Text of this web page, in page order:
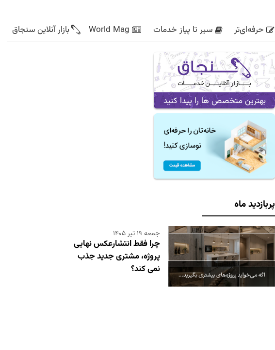
حرفه‌ای‌تر سیر تا پیاز خدمات World Mag بازار آنلاین سنجاق
بهترین متخصص ها را پیدا کنید
پربازدید ماه
چرا فقط انتشارعکس نهایی
پروژه، مشتری جدید جذب
نمی کند؟
جمعه ۱۹ تیر ۱۴۰۵